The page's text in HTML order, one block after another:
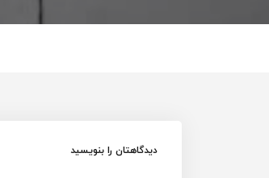
دیدگاهتان را بنویسید